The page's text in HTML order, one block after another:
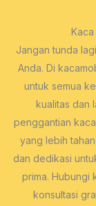
Jangan tunda
Anda. Di
untuk semua
kualitas dan
penggantian
yang lebih
dan dedikasi
prima. Hubungi
konsultasi